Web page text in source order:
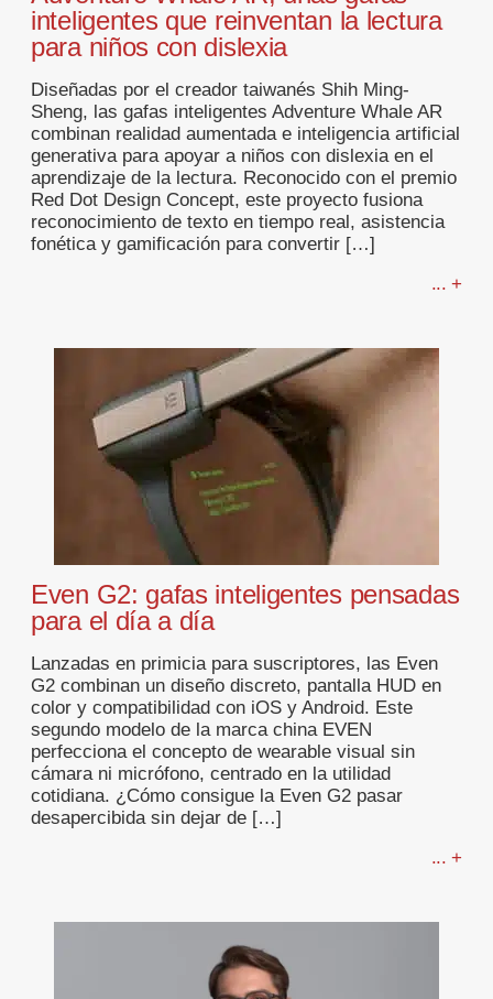
inteligentes que reinventan la lectura
para niños con dislexia
Diseñadas por el creador taiwanés Shih Ming-
Sheng, las gafas inteligentes Adventure Whale AR
combinan realidad aumentada e inteligencia artificial
generativa para apoyar a niños con dislexia en el
aprendizaje de la lectura. Reconocido con el premio
Red Dot Design Concept, este proyecto fusiona
reconocimiento de texto en tiempo real, asistencia
fonética y gamificación para convertir […]
... +
Even G2: gafas inteligentes pensadas
para el día a día
Lanzadas en primicia para suscriptores, las Even
G2 combinan un diseño discreto, pantalla HUD en
color y compatibilidad con iOS y Android. Este
segundo modelo de la marca china EVEN
perfecciona el concepto de wearable visual sin
cámara ni micrófono, centrado en la utilidad
cotidiana. ¿Cómo consigue la Even G2 pasar
desapercibida sin dejar de […]
... +